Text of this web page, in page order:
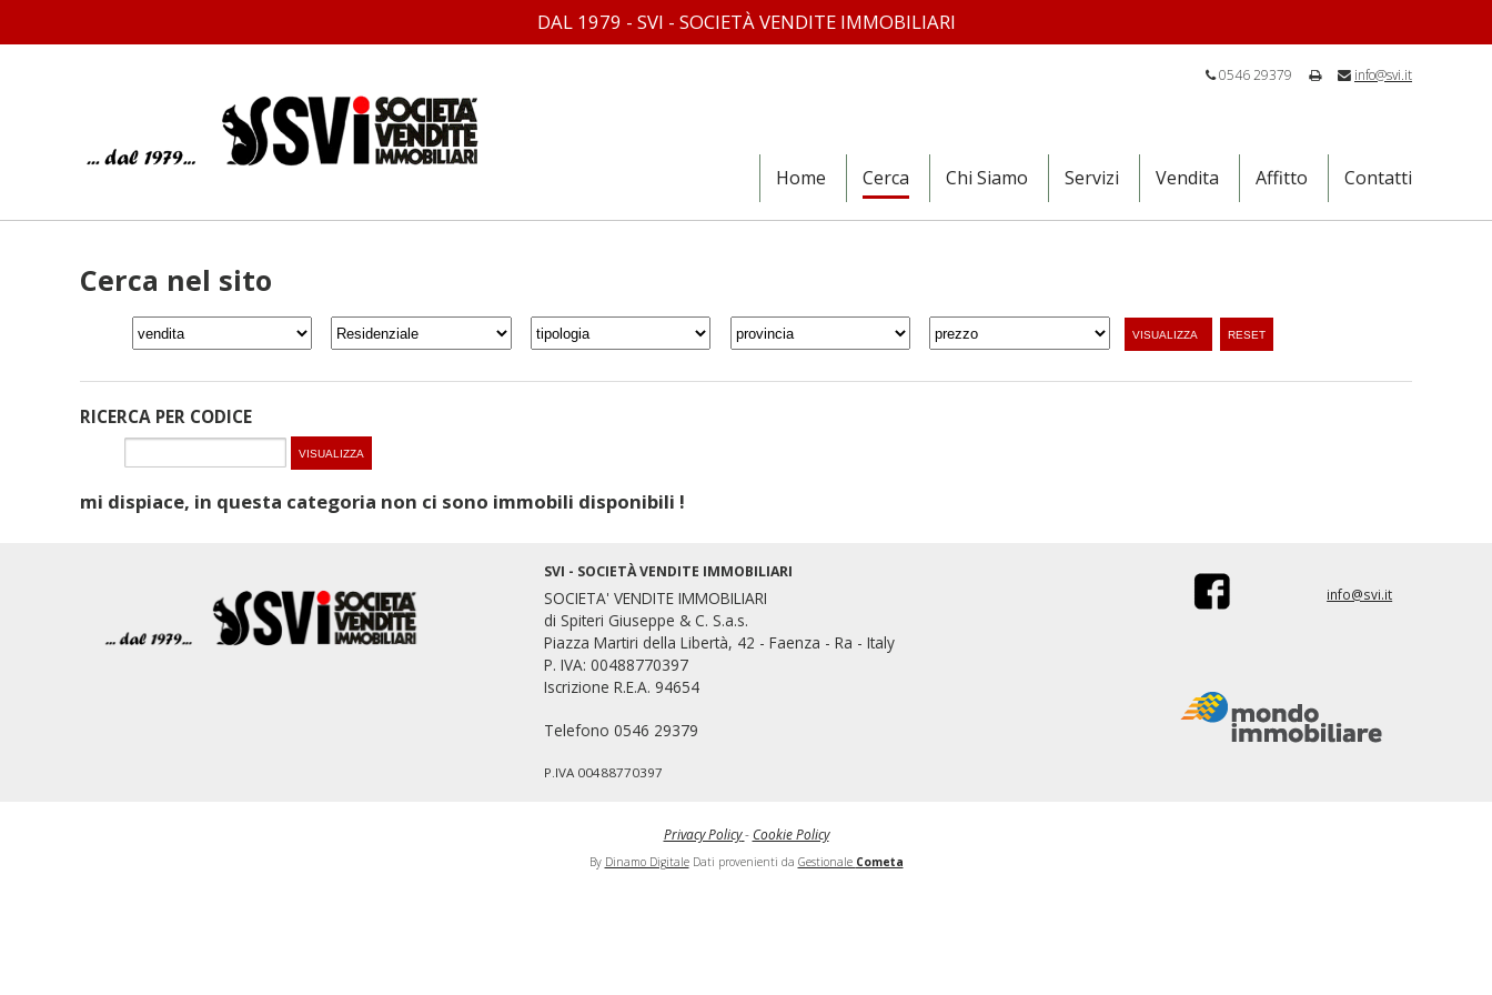
DAL 1979 - SVI - SOCIETÀ VENDITE IMMOBILIARI
0546 29379 info@svi.it
Home Cerca Chi Siamo Servizi Vendita Affitto Contatti
Cerca nel sito
VISUALIZZA RESET
RICERCA PER CODICE
mi dispiace, in questa categoria non ci sono immobili disponibili !
SVI - SOCIETÀ VENDITE IMMOBILIARI
SOCIETA' VENDITE IMMOBILIARI
di Spiteri Giuseppe & C. S.a.s.
Piazza Martiri della Libertà, 42 - Faenza - Ra - Italy
P. IVA: 00488770397
Iscrizione R.E.A. 94654
Telefono 0546 29379
P.IVA 00488770397
info@svi.it
Privacy Policy - Cookie Policy
By Dinamo Digitale Dati provenienti da Gestionale Cometa